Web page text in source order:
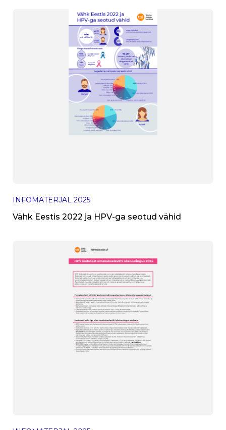
INFOMATERJAL 2025
Vähk Eestis 2022 ja HPV-ga seotud vähid